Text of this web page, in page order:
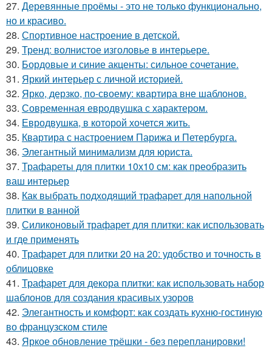
27. Деревянные проёмы - это не только функционально,
но и красиво.
28. Спортивное настроение в детской.
29. Тренд: волнистое изголовье в интерьере.
30. Бордовые и синие акценты: сильное сочетание.
31. Яркий интерьер с личной историей.
32. Ярко, дерзко, по-своему: квартира вне шаблонов.
33. Современная евродвушка с характером.
34. Евродвушка, в которой хочется жить.
35. Квартира с настроением Парижа и Петербурга.
36. Элегантный минимализм для юриста.
37. Трафареты для плитки 10х10 см: как преобразить
ваш интерьер
38. Как выбрать подходящий трафарет для напольной
плитки в ванной
39. Силиконовый трафарет для плитки: как использовать
и где применять
40. Трафарет для плитки 20 на 20: удобство и точность в
облицовке
41. Трафарет для декора плитки: как использовать набор
шаблонов для создания красивых узоров
42. Элегантность и комфорт: как создать кухню-гостиную
во французском стиле
43. Яркое обновление трёшки - без перепланировки!